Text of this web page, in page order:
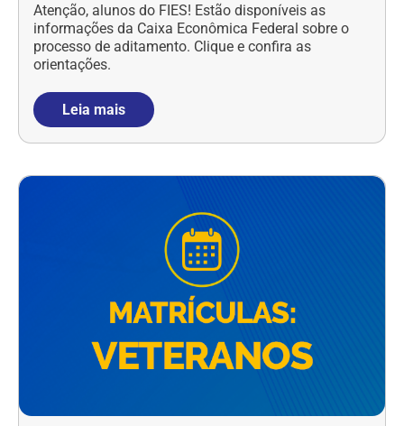
Atenção, alunos do FIES! Estão disponíveis as
informações da Caixa Econômica Federal sobre o
processo de aditamento. Clique e confira as
orientações.
Leia mais